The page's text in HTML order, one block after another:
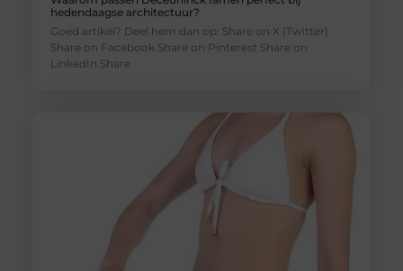
hedendaagse architectuur?
Goed artikel? Deel hem dan op: Share on X (Twitter)
Share on Facebook Share on Pinterest Share on
LinkedIn Share